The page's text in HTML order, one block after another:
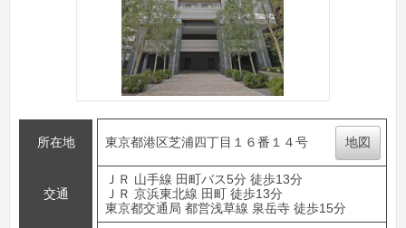
所在地 東京都港区芝浦四丁目１６番１４号 地図
交通
ＪＲ 山手線 田町バス5分 徒歩13分
ＪＲ 京浜東北線 田町 徒歩13分
東京都交通局 都営浅草線 泉岳寺 徒歩15分